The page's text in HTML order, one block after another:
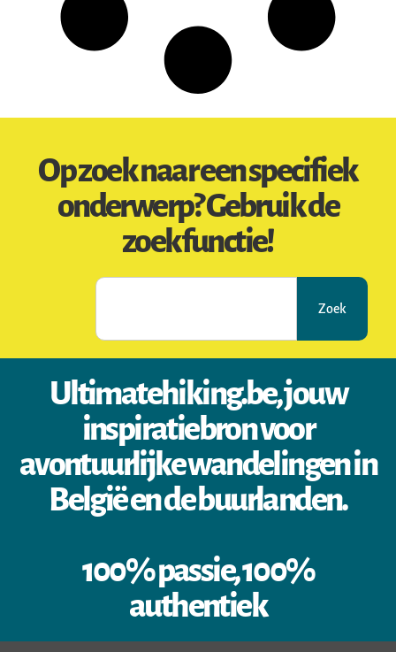
Op zoek naar een specifiek
onderwerp? Gebruik de
zoekfunctie!
Zoek
Ultimatehiking.be, jouw
inspiratiebron voor
avontuurlijke wandelingen in
België en de buurlanden.
100% passie, 100%
authentiek